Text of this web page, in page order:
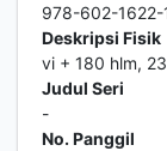
978-602-1622-
Deskripsi Fisik
vi + 180 hlm,
Judul Seri
-
No. Panggil